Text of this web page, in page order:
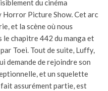
du cinéma
Horror Picture Show. Cet arc
et la scène où nous
chapitre 442 du manga et
Toei. Tout de suite, Luffy,
demande de rejoindre son
et un squelette
assurément partie, est